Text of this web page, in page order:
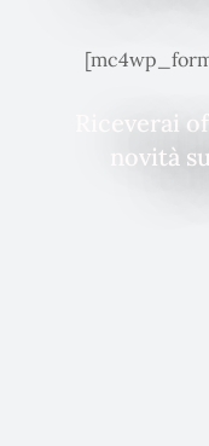
Riceverai
novità